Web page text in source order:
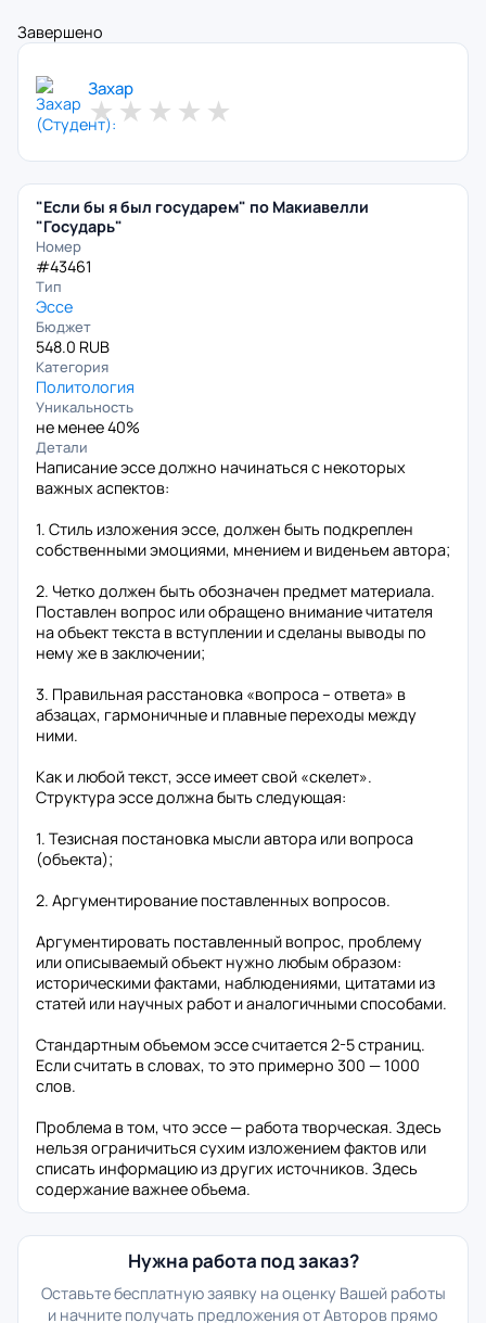
Завершено
Захар
★ ★ ★ ★ ★
"Если бы я был государем" по Макиавелли
"Государь"
Номер
#43461
Тип
Эссе
Бюджет
548.0 RUB
Категория
Политология
Уникальность
не менее 40%
Детали
Написание эссе должно начинаться с некоторых
важных аспектов:
1. Стиль изложения эссе, должен быть подкреплен
собственными эмоциями, мнением и виденьем автора;
2. Четко должен быть обозначен предмет материала.
Поставлен вопрос или обращено внимание читателя
на объект текста в вступлении и сделаны выводы по
нему же в заключении;
3. Правильная расстановка «вопроса – ответа» в
абзацах, гармоничные и плавные переходы между
ними.
Как и любой текст, эссе имеет свой «скелет».
Структура эссе должна быть следующая:
1. Тезисная постановка мысли автора или вопроса
(объекта);
2. Аргументирование поставленных вопросов.
Аргументировать поставленный вопрос, проблему
или описываемый объект нужно любым образом:
историческими фактами, наблюдениями, цитатами из
статей или научных работ и аналогичными способами.
Стандартным объемом эссе считается 2-5 страниц.
Если считать в словах, то это примерно 300 — 1000
слов.
Проблема в том, что эссе — работа творческая. Здесь
нельзя ограничиться сухим изложением фактов или
списать информацию из других источников. Здесь
содержание важнее объема.
Нужна работа под заказ?
Оставьте бесплатную заявку на оценку Вашей работы
и начните получать предложения от Авторов прямо